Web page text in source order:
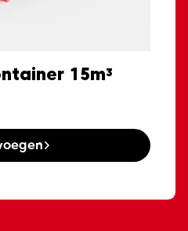
15m³